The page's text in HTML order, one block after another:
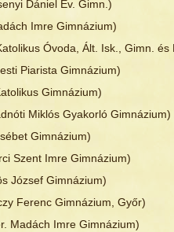
Dániel Ev. Gimn.)
Imre Gimnázium)
Óvoda, Ált. Isk., Gimn. és
Piarista Gimnázium)
Gimnázium)
Miklós Gyakorló Gimnázium)
Gimnázium)
Szent Imre Gimnázium)
József Gimnázium)
Ferenc Gimnázium, Győr)
Madách Imre Gimnázium)